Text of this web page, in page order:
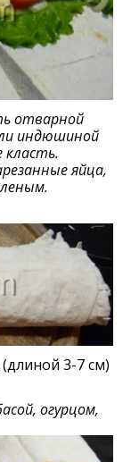
отварной
индюшиной
класть.
яйца,
3-7 см)
огурцом,